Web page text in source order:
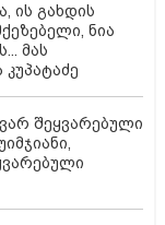
ის გახდის
ნია
მას
შეყვარებული